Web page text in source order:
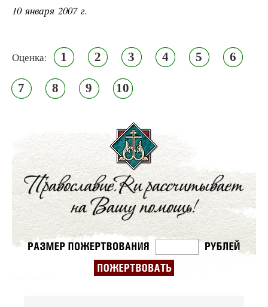
10 января 2007 г.
Оценка: 1 2 3 4 5 6
7 8 9 10